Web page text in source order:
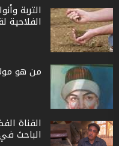
الفلاحية
من هو
القناة
الباحث